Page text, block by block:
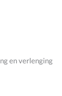
en verlenging